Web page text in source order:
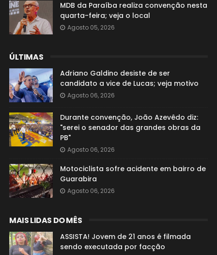
MDB da Paraíba realiza convenção nesta
quarta-feira; veja o local
Agosto 05, 2026
ÚLTIMAS
Adriano Galdino desiste de ser
candidato a vice de Lucas; veja motivo
Agosto 06, 2026
Durante convenção, João Azevêdo diz:
"serei o senador das grandes obras da
PB"
Agosto 06, 2026
Motociclista sofre acidente em bairro de
Guarabira
Agosto 06, 2026
MAIS LIDAS DO MÊS
ASSISTA! Jovem de 21 anos é filmada
sendo executada por facção